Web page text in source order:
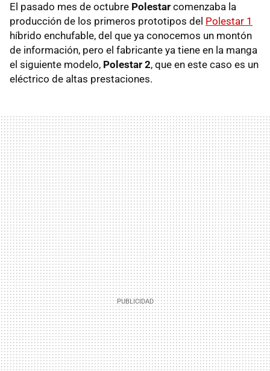
El pasado mes de octubre Polestar comenzaba la
producción de los primeros prototipos del Polestar 1
híbrido enchufable, del que ya conocemos un montón
de información, pero el fabricante ya tiene en la manga
el siguiente modelo, Polestar 2, que en este caso es un
eléctrico de altas prestaciones.